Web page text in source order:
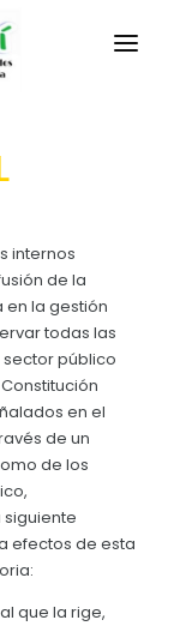
internos
de la
en la gestión
todas las
público
en el
de un
de los
efectos de esta
que la rige,